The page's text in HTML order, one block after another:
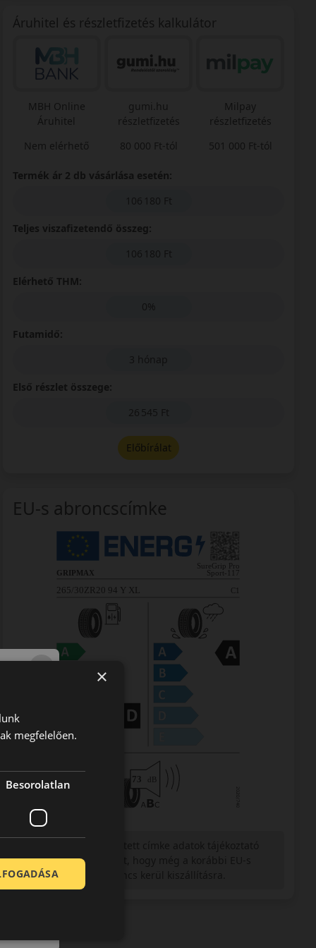
Áruhitel és részletfizetés kalkulátor
MBH Online
Áruhitel
Nem elérhető
gumi.hu
részletfizetés
80 000 Ft-tól
Milpay
részletfizetés
501 000 Ft-tól
Termék ár 2 db vásárlása esetén:
106 180 Ft
Teljes viszafizetendő összeg:
106 180 Ft
Elérhető THM:
0%
Futamidő:
3 hónap
Első részlet összege:
26 545 Ft
Előbírálat
EU-s abroncscímke
jellegűek. Előfordulhat, hogy még a korábbi EU-s
címkével ellátott abroncs kerül kiszállításra.
×
megfelelően.
Besorolatlan